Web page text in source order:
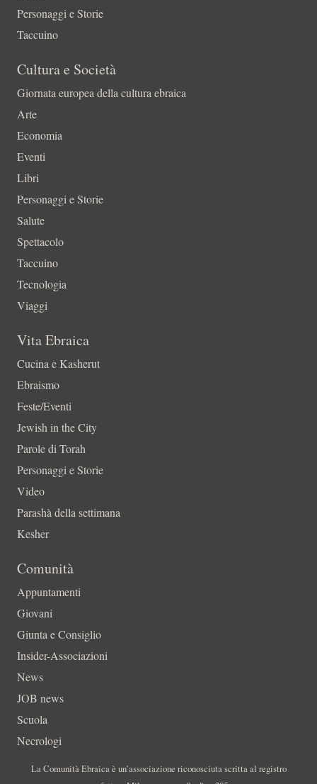
Personaggi e Storie
Taccuino
Cultura e Società
Giornata europea della cultura ebraica
Arte
Economia
Eventi
Libri
Personaggi e Storie
Salute
Spettacolo
Taccuino
Tecnologia
Viaggi
Vita Ebraica
Cucina e Kasherut
Ebraismo
Feste/Eventi
Jewish in the City
Parole di Torah
Personaggi e Storie
Video
Parashà della settimana
Kesher
Comunità
Appuntamenti
Giovani
Giunta e Consiglio
Insider-Associazioni
News
JOB news
Scuola
Necrologi
La Comunità Ebraica è un’associazione riconosciuta scritta al registro